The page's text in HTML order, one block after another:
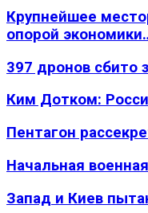
Крупнейшее
опорой
397 дронов сбито
Ким Дотком:
Пентагон
Начальная
Запад и Киев